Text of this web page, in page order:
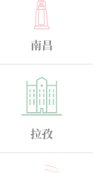
南昌
拉孜